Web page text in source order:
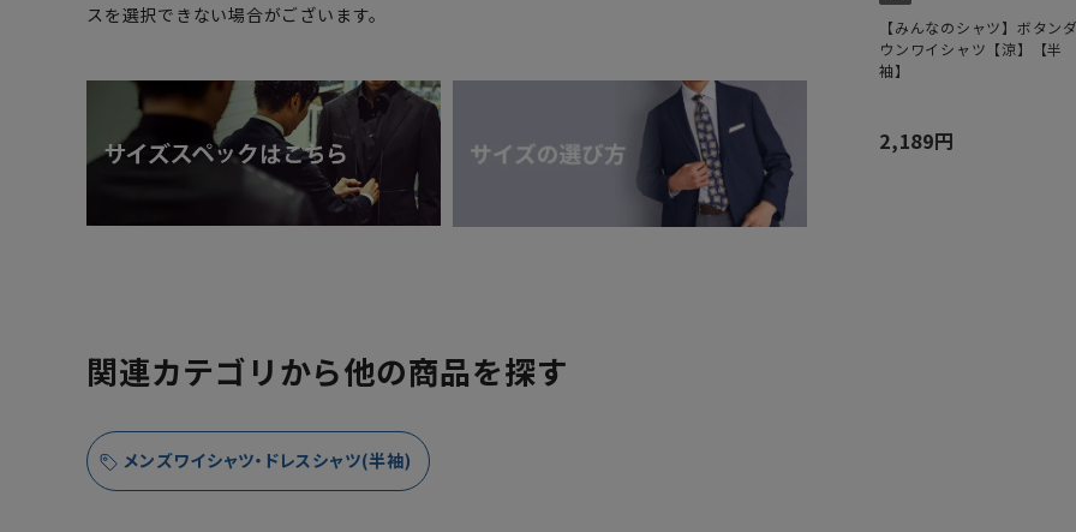
スを選択できない場合がございます。
【みんなのシャツ】ボタン
ウンワイシャツ【涼】【半
袖】
2,189円
関連カテゴリから他の商品を探す
メンズワイシャツ・ドレスシャツ(半袖)